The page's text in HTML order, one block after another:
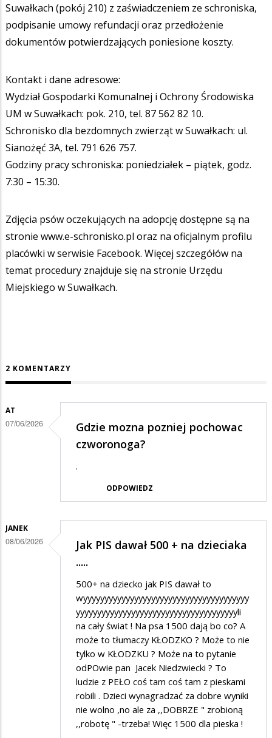
Suwałkach (pokój 210) z zaświadczeniem ze schroniska,
podpisanie umowy refundacji oraz przedłożenie
dokumentów potwierdzających poniesione koszty.
Kontakt i dane adresowe:
Wydział Gospodarki Komunalnej i Ochrony Środowiska
UM w Suwałkach: pok. 210, tel. 87 562 82 10.
Schronisko dla bezdomnych zwierząt w Suwałkach: ul.
Sianożęć 3A, tel. 791 626 757.
Godziny pracy schroniska: poniedziałek – piątek, godz.
7:30 – 15:30.
Zdjęcia psów oczekujących na adopcję dostępne są na
stronie www.e-schronisko.pl oraz na oficjalnym profilu
placówki w serwisie Facebook. Więcej szczegółów na
temat procedury znajduje się na stronie Urzędu
Miejskiego w Suwałkach.
2 KOMENTARZY
AT
07/06/2026
Gdzie mozna pozniej pochowac
czworonoga?
.
ODPOWIEDZ
JANEK
08/06/2026
Jak PIS dawał 500 + na dzieciaka
.....
500+ na dziecko jak PIS dawał to
wyyyyyyyyyyyyyyyyyyyyyyyyyyyyyyyyyyyyyyy
yyyyyyyyyyyyyyyyyyyyyyyyyyyyyyyyyyyyyyli
na cały świat ! Na psa 1500 dają bo co? A
może to tłumaczy KŁODZKO ? Może to nie
tylko w KŁODZKU ? Może na to pytanie
odPOwie pan Jacek Niedzwiecki ? To
ludzie z PEŁO coś tam coś tam z pieskami
robili . Dzieci wynagradzać za dobre wyniki
nie wolno ,no ale za ,,DOBRZE " zrobioną
,,robotę " -trzeba! Więc 1500 dla pieska !